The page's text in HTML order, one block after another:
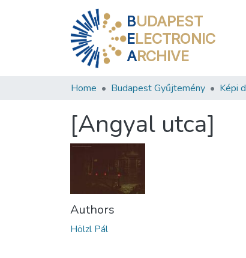
BUDAPEST
ELECTRONIC
ARCHIVE
Home Budapest Gyűjtemény Képi
[Angyal utca]
Authors
Hölzl Pál